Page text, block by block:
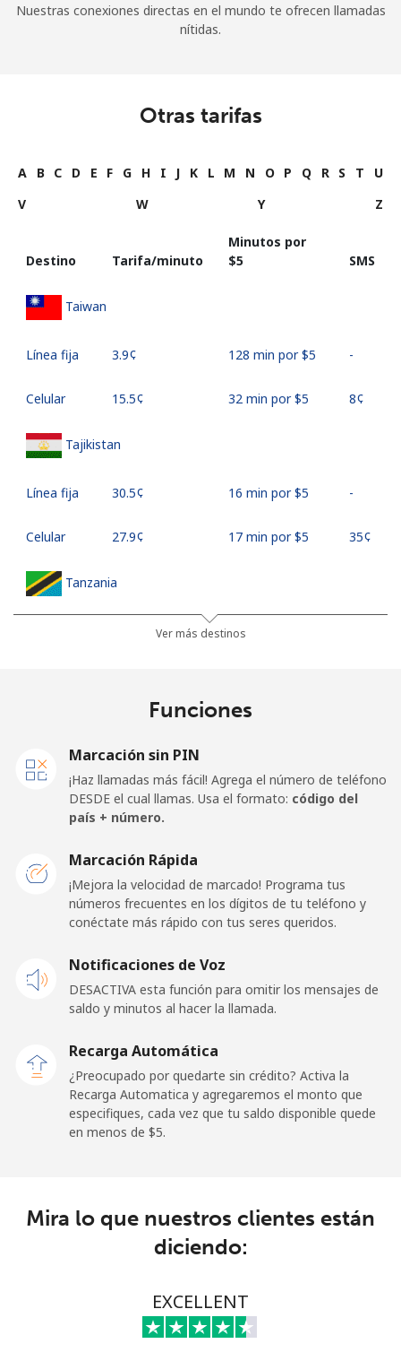
Nuestras conexiones directas en el mundo te ofrecen llamadas
nítidas.
Otras tarifas
A B C D E F G H I J K L M N O P Q R S T
U
V
W Y Z
Destino Tarifa/minuto
Minutos por
⁦$5⁩
SMS
Taiwan
Línea fija ⁦3.9¢⁩ 128 min por ⁦$5⁩ -
Celular ⁦15.5¢⁩ 32 min por ⁦$5⁩ ⁦8¢⁩
Tajikistan
Línea fija ⁦30.5¢⁩ 16 min por ⁦$5⁩ -
Celular ⁦27.9¢⁩ 17 min por ⁦$5⁩ ⁦35¢⁩
Tanzania
13 min por ⁦$5⁩
Línea fija
⁦3.9¢⁩
Togo
Línea fija ⁦42.5¢⁩ 11 min por ⁦$5⁩ -
Tokelau
country
⁦217.5¢⁩
Tonga
Trinidad And Tobago
63 min por ⁦$5⁩
⁦22.5¢⁩ 22 min por ⁦$5⁩
Ver más destinos
Funciones
Marcación sin PIN
¡Haz llamadas más fácil! Agrega el número de teléfono
DESDE el cual llamas. Usa el formato: código del
país + número.
Marcación Rápida
¡Mejora la velocidad de marcado! Programa tus
números frecuentes en los dígitos de tu teléfono y
conéctate más rápido con tus seres queridos.
Notificaciones de Voz
DESACTIVA esta función para omitir los mensajes de
saldo y minutos al hacer la llamada.
Recarga Automática
¿Preocupado por quedarte sin crédito? Activa la
Recarga Automatica y agregaremos el monto que
especifiques, cada vez que tu saldo disponible quede
en menos de ⁦$5⁩.
Mira lo que nuestros clientes están
diciendo:
EXCELLENT